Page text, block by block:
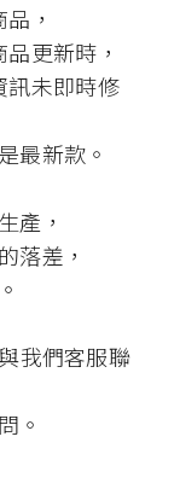
，
更新時，
訊未即時修
最新款。
產，
落差，
我們客服聯
。